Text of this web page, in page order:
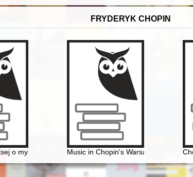
FRYDERYK CHOPIN
o myślach ChopinaMusic in Chopin's Warsaw